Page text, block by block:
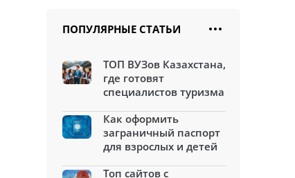
ПОПУЛЯРНЫЕ СТАТЬИ
ТОП ВУЗов Казахстана,
где готовят
специалистов туризма
Как оформить
заграничный паспорт
для взрослых и детей
Топ сайтов с